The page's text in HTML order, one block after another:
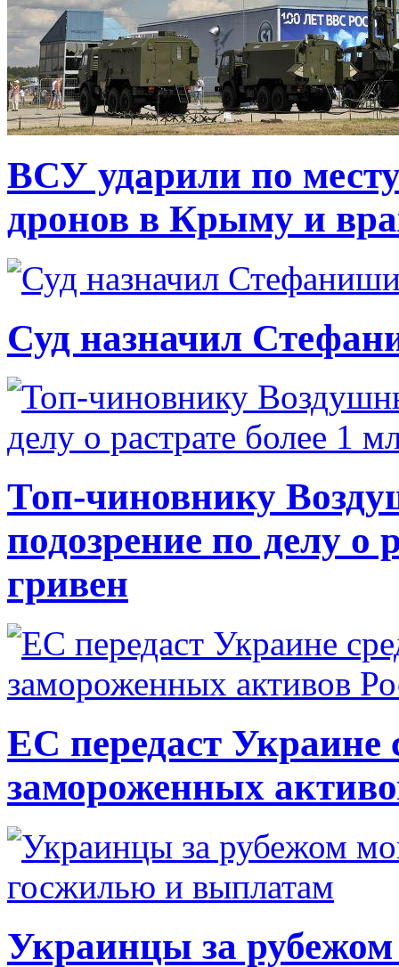
ВСУ ударили по
дронов в Крыму и
Суд назначил
Топ-чиновнику
подозрение по делу о
гривен
ЕС передаст Украине
замороженных
Украинцы за рубежом